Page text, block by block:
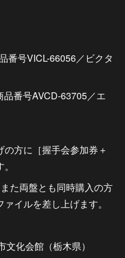
番号VICL-66056／ビクタ
品番号AVCD-63705／エ
方に［握手会参加券＋
た両盤とも同時購入の方
イルを差し上げます。
化会館（栃木県）